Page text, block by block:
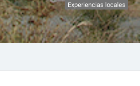
Experiencias locales